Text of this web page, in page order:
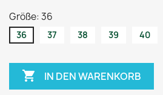
Größe: 36
36 37 38 39 40
 IN DEN WARENKORB